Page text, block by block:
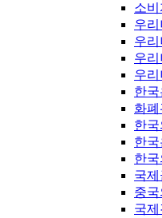
소
우
우
우
우
한
화
한
한
한
국
중
국